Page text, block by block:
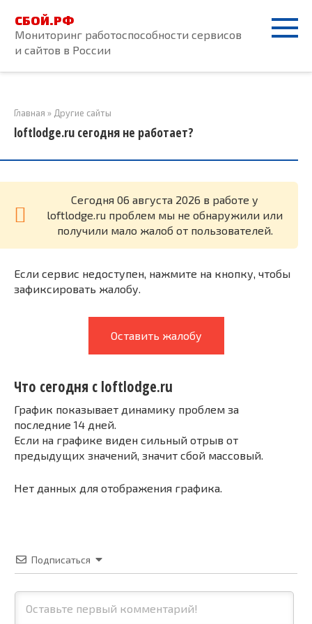
контенту
СБОЙ.РФ
Мониторинг работоспособности сервисов
и сайтов в России
Главная » Другие сайты
loftlodge.ru сегодня не работает?
Cегодня 06 августа 2026 в работе у
loftlodge.ru проблем мы не обнаружили или
получили мало жалоб от пользователей.
Если сервис недоступен, нажмите на кнопку, чтобы
зафиксировать жалобу.
Оставить жалобу
Что сегодня с loftlodge.ru
График показывает динамику проблем за
последние 14 дней.
Если на графике виден сильный отрыв от
предыдущих значений, значит сбой массовый.
Нет данных для отображения графика.
Подписаться